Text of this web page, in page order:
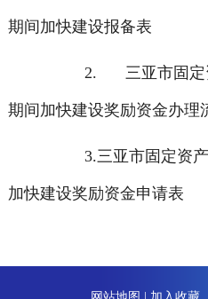
期间加快建设报备表
2. 三亚市固
期间加快建设奖励资金办理
3.三亚市固定资
加快建设奖励资金申请表